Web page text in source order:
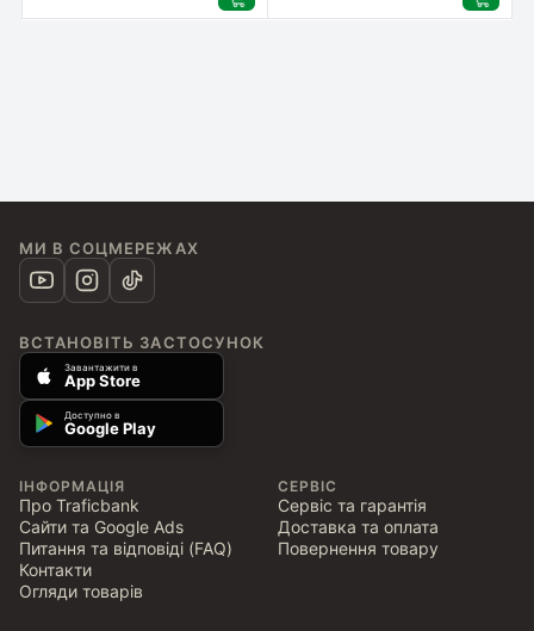
МИ В СОЦМЕРЕЖАХ
ВСТАНОВІТЬ ЗАСТОСУНОК
Завантажити в
App Store
Доступно в
Google Play
ІНФОРМАЦІЯ
Про Traficbank
Сайти та Google Ads
Питання та відповіді (FAQ)
Контакти
Огляди товарів
СЕРВІС
Сервіс та гарантія
Доставка та оплата
Повернення товару